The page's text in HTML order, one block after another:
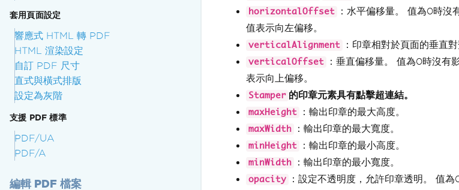
套用頁面設定
響應式 HTML 轉 PDF
HTML 渲染設定
自訂 PDF 尺寸
直式與橫式排版
設定為灰階
支援 PDF 標準
PDF/UA
PDF/A
編輯 PDF 檔案
horizontalOffset
：水平偏移量。 值為0時沒
值表示向左偏移。
verticalAlignment ：印章相對於頁面的垂直對
verticalOffset
：垂直偏移量。 值為0時沒有
表示向上偏移。
Stamper 的印章元素具有點擊超連結。
maxHeight ：輸出印章的最大高度。
maxWidth ：輸出印章的最大寬度。
minHeight ：輸出印章的最小高度。
minWidth ：輸出印章的最小寬度。
opacity
：設定不透明度，允許印章透明。 值